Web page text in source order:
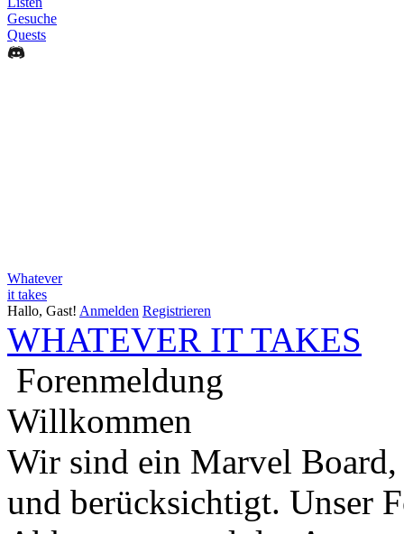
Gesuche
Quests
Whatever
it takes
Hallo, Gast! Anmelden Registrieren
WHATEVER IT TAKES
Forenmeldung
Willkommen
Wir sind ein Marvel
und berücksichtigt. Unser